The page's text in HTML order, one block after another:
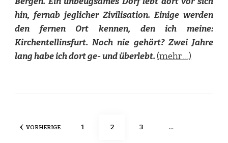
hin, fernab jeglicher Zivilisation. Einige werden
den fernen Ort kennen, den ich meine:
Kirchentellinsfurt. Noch nie gehört? Zwei Jahre
lang habe ich dort ge- und überlebt.(mehr …)
Seitennummerierung
VORHERIGE SEITE
1 SEITE
2 SEITE
3 …